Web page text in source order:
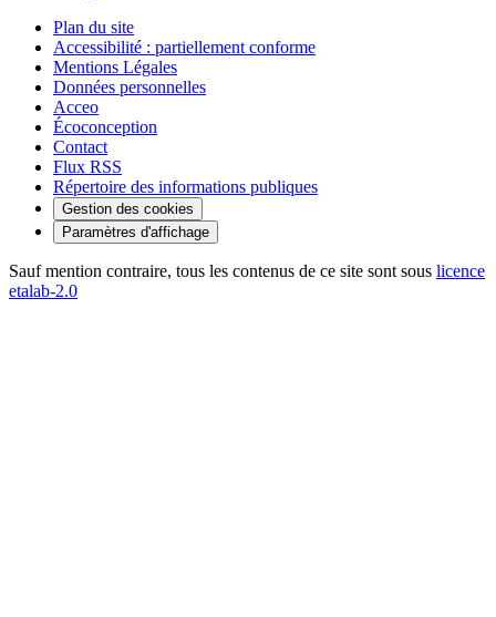
Plan du site
Accessibilité : partiellement conforme
Mentions Légales
Données personnelles
Acceo
Écoconception
Contact
Flux RSS
Répertoire des informations publiques
Gestion des cookies
Paramètres d'affichage
Sauf mention contraire, tous les contenus de ce site sont sous licence
etalab-2.0